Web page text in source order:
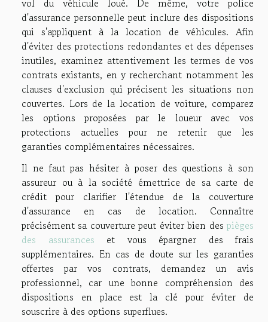
vol du véhicule loué. De même, votre police
d'assurance personnelle peut inclure des dispositions
qui s'appliquent à la location de véhicules. Afin
d'éviter des protections redondantes et des dépenses
inutiles, examinez attentivement les termes de vos
contrats existants, en y recherchant notamment les
clauses d'exclusion qui précisent les situations non
couvertes. Lors de la location de voiture, comparez
les options proposées par le loueur avec vos
protections actuelles pour ne retenir que les
garanties complémentaires nécessaires.
Il ne faut pas hésiter à poser des questions à son
assureur ou à la société émettrice de sa carte de
crédit pour clarifier l'étendue de la couverture
d'assurance en cas de location. Connaître
précisément sa couverture peut éviter bien des pièges
des assurances et vous épargner des frais
supplémentaires. En cas de doute sur les garanties
offertes par vos contrats, demandez un avis
professionnel, car une bonne compréhension des
dispositions en place est la clé pour éviter de
souscrire à des options superflues.